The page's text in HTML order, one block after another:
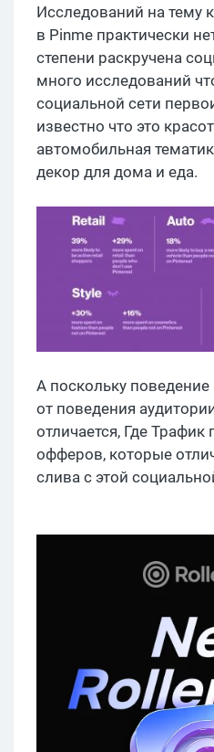
Исследований на тему
в Pinme практически
степени раскручена
много исследований
социальной сети
известно что это
автомобильная
декор для дома и еда.
А поскольку
от поведения
отличается, Где Трафик
офферов, которые
слива с этой